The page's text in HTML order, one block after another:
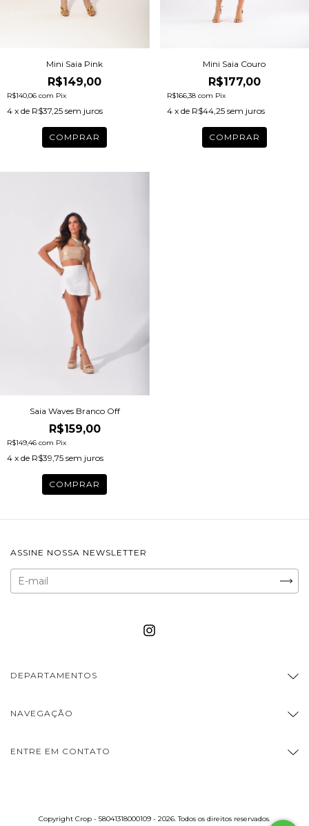
Mini Saia Pink
R$149,00
R$140,06 com Pix
4 x de R$37,25 sem juros
COMPRAR
Mini Saia Couro
R$177,00
R$166,38 com Pix
4 x de R$44,25 sem juros
COMPRAR
Saia Waves Branco Off
R$159,00
R$149,46 com Pix
4 x de R$39,75 sem juros
COMPRAR
ASSINE NOSSA NEWSLETTER
DEPARTAMENTOS
NAVEGAÇÃO
ENTRE EM CONTATO
Copyright Crop - 58041318000109 - 2026. Todos os direitos reservados.